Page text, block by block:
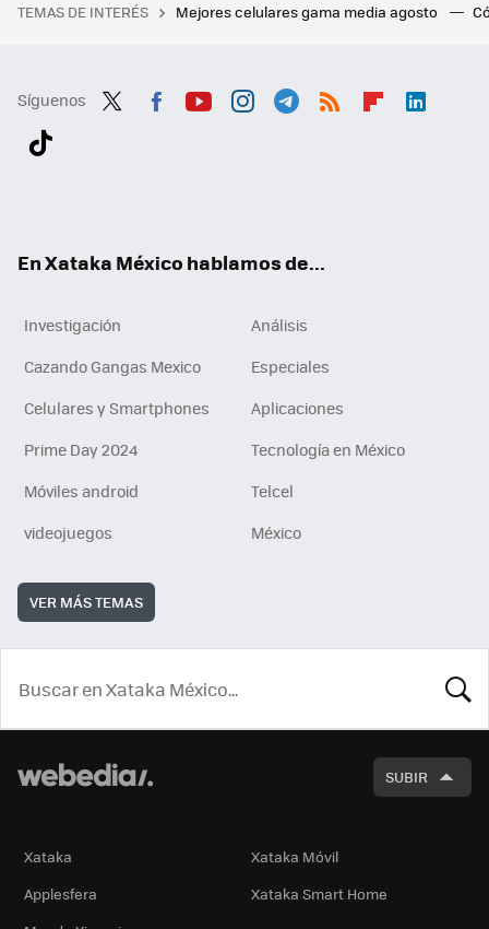
TEMAS DE INTERÉS Mejores celulares gama media agosto
Síguenos
En Xataka México hablamos de...
Investigación
Análisis
Cazando Gangas Mexico
Especiales
Celulares y Smartphones
Aplicaciones
Prime Day 2024
Tecnología en México
Móviles android
Telcel
videojuegos
México
VER MÁS TEMAS
SUBIR
Xataka
Xataka Móvil
Applesfera
Xataka Smart Home